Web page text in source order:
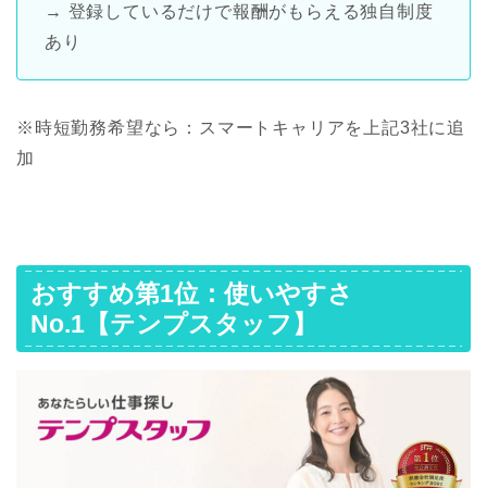
→ 登録しているだけで報酬がもらえる独自制度
あり
※時短勤務希望なら：スマートキャリアを上記3社に追
加
おすすめ第1位：使いやすさ
No.1【テンプスタッフ】